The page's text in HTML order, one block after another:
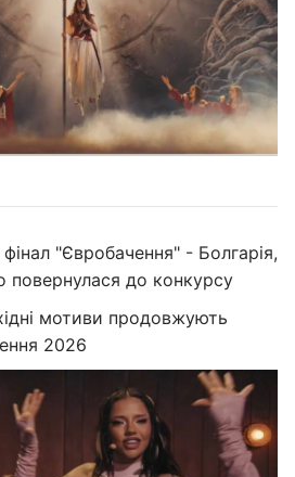
фінал "Євробачення" - Болгарія,
повернулася до конкурсу
мотиви продовжують
2026